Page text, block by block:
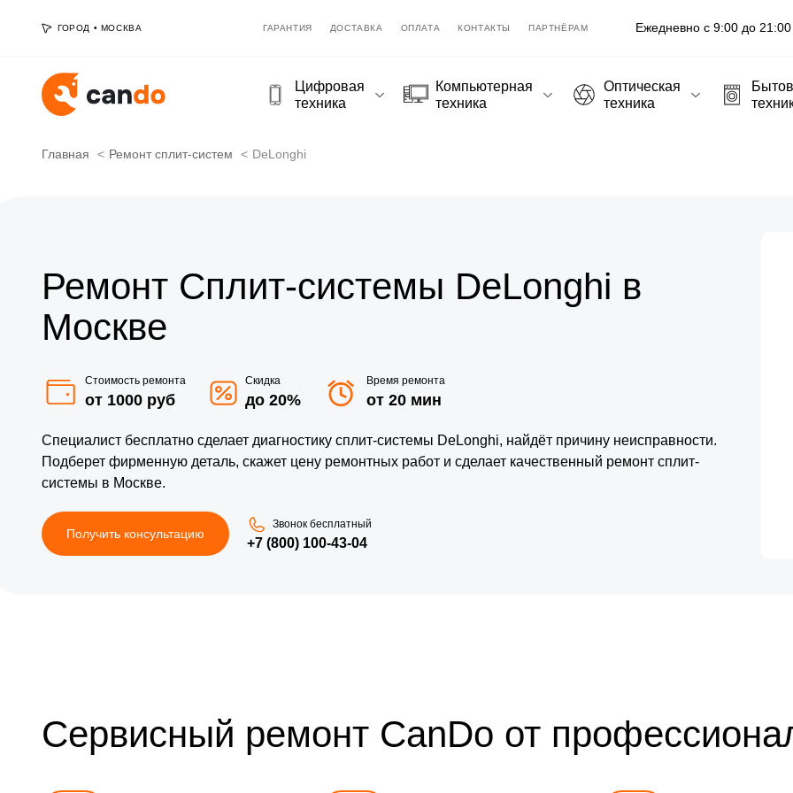
ГОРОД • МОСКВА ГАРАНТИЯ ДОСТАВКА ОПЛАТА КОНТАКТЫ ПАРТНЁРАМ Ежедневно с 9:00 до 21:00
Цифровая
техника
Компьютерная
техника
Оптическая
техника
Главная Ремонт сплит-систем DeLonghi
Ремонт Сплит-системы DeLonghi в
Москве
Стоимость ремонта
от 1000 руб
Скидка
до 20%
Время ремонта
от 20 мин
Специалист бесплатно сделает диагностику сплит-системы DeLonghi, найдёт причину неисправности.
Подберет фирменную деталь, скажет цену ремонтных работ и сделает качественный ремонт сплит-
системы в Москве.
Получить консультацию
Звонок бесплатный
+7 (800) 100-43-04
Сервисный ремонт CanDo от